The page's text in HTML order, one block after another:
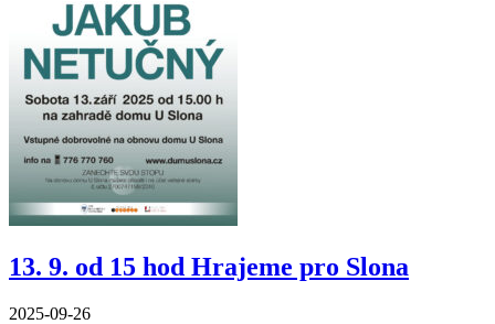
13. 9. od 15 hod Hrajeme pro Slona
2025-09-26